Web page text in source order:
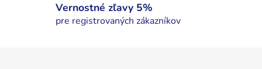
u
Vernostné zľavy 5%
pre registrovaných zákazníkov